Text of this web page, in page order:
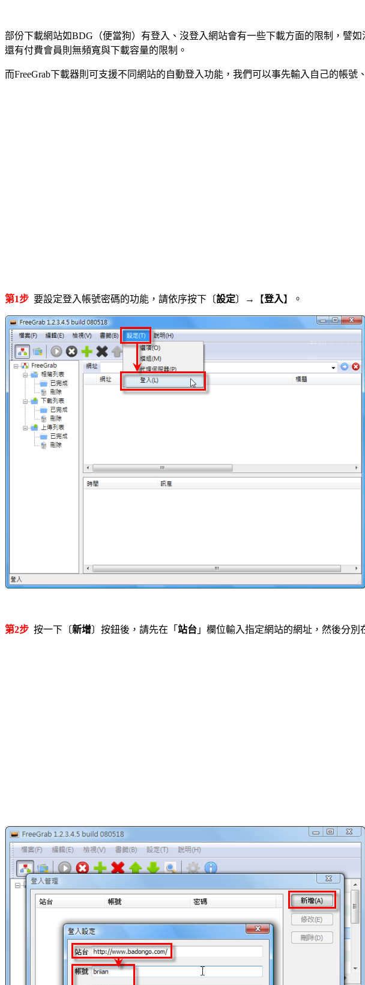
部份下載網站如BDG（便當狗）有登入、沒登入網站會有一些下載方面的限制，譬
還有付費會員則無頻寬與下載容量的限制。
而FreeGrab下載器則可支援不同網站的自動登入功能，我們可以事先輸入自己的帳
第1步 要設定登入帳號密碼的功能，請依序按下〔設定〕→【登入】。
第2步 按一下〔新增〕按鈕後，請先在「 站台 」欄位輸入指定網站的網址，然後分